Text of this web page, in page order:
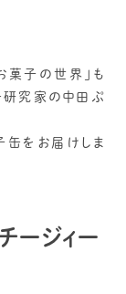
菓子の世界」も
研究家の中田ぷ
をお届けしま
ージィー